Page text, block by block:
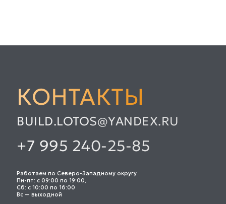
Работаем по Северо-Западному округу
Пн-пт: с 09:00 по 19:00,
Сб: с 10:00 по 16:00
Вс — выходной
+7 995 240-25-85
BUILD.LOTOS@YANDEX.RU
КОНТАКТЫ